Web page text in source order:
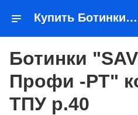
Купить Ботинки "SAVEL-Профи -РТ" кожа ПУ-ТПУ р.40 в Якутске — цена, характеристики, подбор | Востоктехторг
Ботинки
Профи -РТ"
ТПУ р.40